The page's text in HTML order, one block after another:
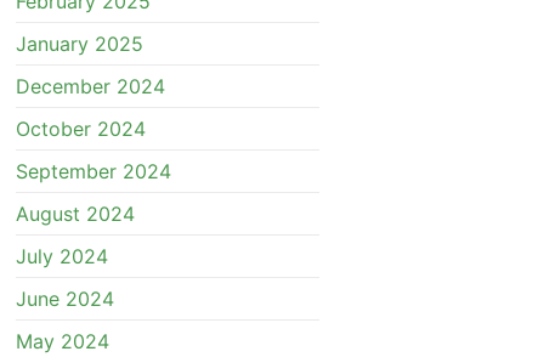
January 2025
December 2024
October 2024
September 2024
August 2024
July 2024
June 2024
May 2024